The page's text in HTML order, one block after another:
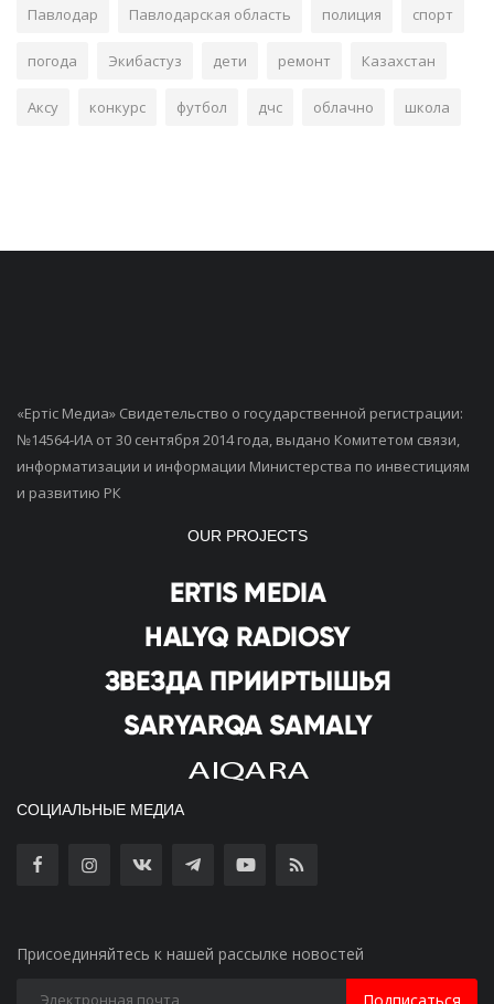
Павлодар Павлодарская область полиция спорт
погода Экибастуз дети ремонт Казахстан
Аксу конкурс футбол дчс облачно школа
«Ертiс Медиа» Свидетельство о государственной регистрации:
№14564-ИА от 30 сентября 2014 года, выдано Комитетом связи,
информатизации и информации Министерства по инвестициям
и развитию РК
OUR PROJECTS
СОЦИАЛЬНЫЕ МЕДИА
Присоединяйтесь к нашей рассылке новостей
Подписаться